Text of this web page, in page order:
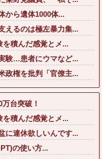
から遺体1000体...
えるのは極左暴力集...
を積んだ感覚とメ...
験…患者にウマなど...
政権を批判「官僚主...
台突破！
を積んだ感覚とメ...
に連休欲しいんです...
の使い方...